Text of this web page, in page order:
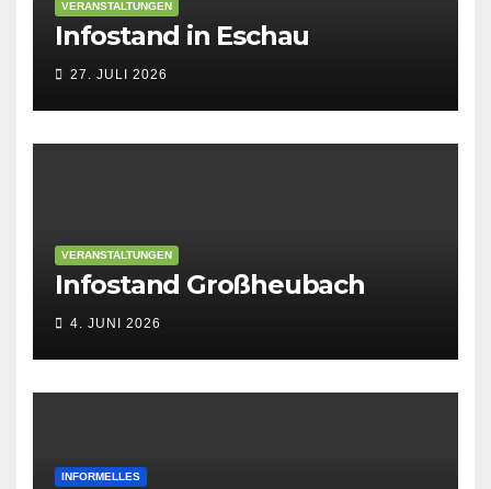
VERANSTALTUNGEN
Infostand in Eschau
27. JULI 2026
VERANSTALTUNGEN
Infostand Großheubach
4. JUNI 2026
INFORMELLES